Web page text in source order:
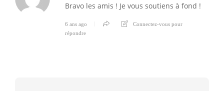
Bravo les amis ! Je vous soutiens à fond !
6 ans ago
Connectez-vous pour
répondre